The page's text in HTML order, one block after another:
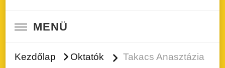
MENÜ
Kezdőlap Oktatók Takacs Anasztázia